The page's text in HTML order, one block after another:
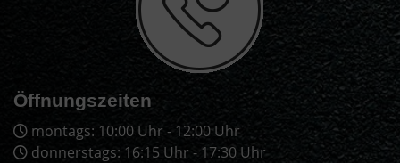
Öffnungszeiten
montags: 10:00 Uhr - 12:00 Uhr
donnerstags: 16:15 Uhr - 17:30 Uhr